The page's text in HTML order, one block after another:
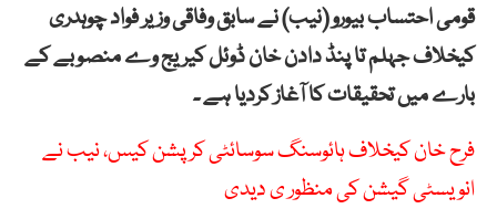
قومی احتساب بیورو (نیب) نے سابق وفاقی وزیر فواد چوہدری
کیخلاف جہلم تا پنڈ دادن خان ڈوئل کیریج وے منصوبے کے
بارے میں تحقیقات کا آغاز کردیا ہے ۔
فرح خان کیخلاف ہائوسنگ سوسائٹی کرپشن کیس، نیب نے
انویسٹی گیشن کی منظور ی دیدی